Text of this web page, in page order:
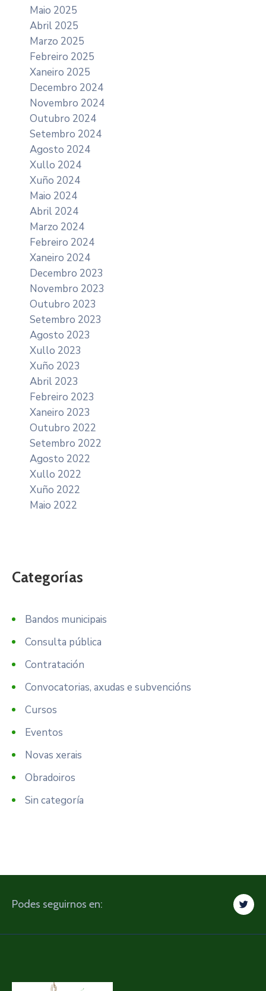
Maio 2025
Abril 2025
Marzo 2025
Febreiro 2025
Xaneiro 2025
Decembro 2024
Novembro 2024
Outubro 2024
Setembro 2024
Agosto 2024
Xullo 2024
Xuño 2024
Maio 2024
Abril 2024
Marzo 2024
Febreiro 2024
Xaneiro 2024
Decembro 2023
Novembro 2023
Outubro 2023
Setembro 2023
Agosto 2023
Xullo 2023
Xuño 2023
Abril 2023
Febreiro 2023
Xaneiro 2023
Outubro 2022
Setembro 2022
Agosto 2022
Xullo 2022
Xuño 2022
Maio 2022
Categorías
Bandos municipais
Consulta pública
Contratación
Convocatorias, axudas e subvencións
Cursos
Eventos
Novas xerais
Obradoiros
Sin categoría
Podes seguirnos en: